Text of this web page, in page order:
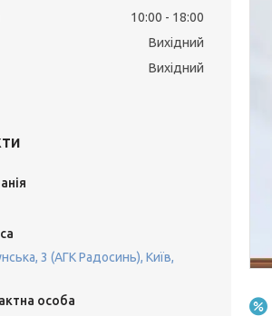
10:00
18:00
Вихідний
Вихідний
3 (АГК Радосинь), Київ,